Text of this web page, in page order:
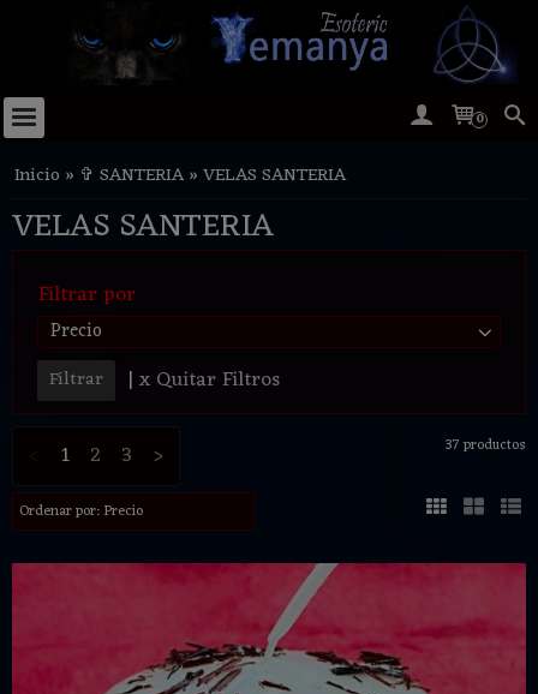
0
Inicio » ✞ SANTERIA»VELAS SANTERIA
VELAS SANTERIA
Filtrar por
Precio
| x Quitar Filtros
1 2 3 > 37 productos
Ordenar por:Precio